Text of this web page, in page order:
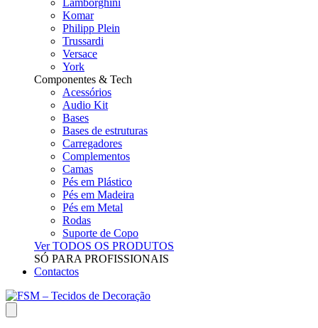
Lamborghini
Komar
Philipp Plein
Trussardi
Versace
York
Componentes & Tech
Acessórios
Audio Kit
Bases
Bases de estruturas
Carregadores
Complementos
Camas
Pés em Plástico
Pés em Madeira
Pés em Metal
Rodas
Suporte de Copo
Ver TODOS OS PRODUTOS
SÓ PARA PROFISSIONAIS
Contactos